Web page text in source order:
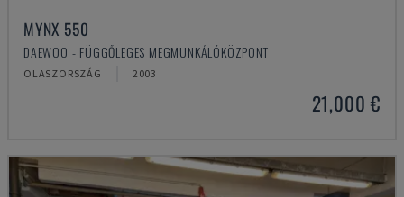
MYNX 550
DAEWOO - FÜGGŐLEGES MEGMUNKÁLÓKÖZPONT
OLASZORSZÁG 2003
21,000 €